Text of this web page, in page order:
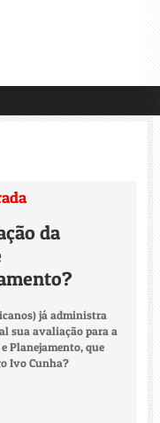
da
já administra
sua avaliação para a
Planejamento, que
Ivo Cunha?